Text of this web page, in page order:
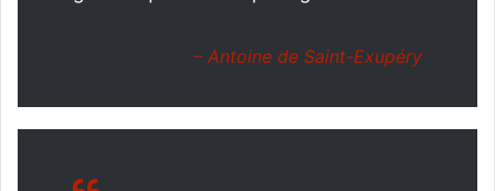
– Antoine de Saint-Exupéry